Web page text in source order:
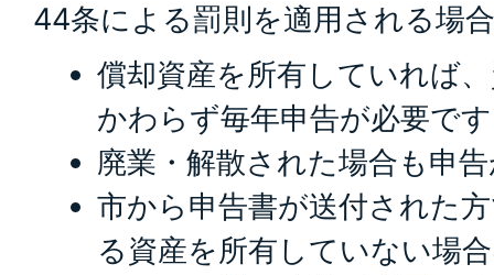
44条による罰則を適用される場
償却資産を所有していれば
かわらず毎年申告が必要で
廃業・解散された場合も申
市から申告書が送付された
る資産を所有していない場